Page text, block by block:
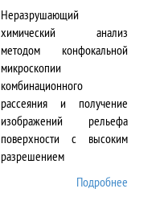
Неразрушающий
химический анализ
методом конфокальной
микроскопии
комбинационного
рассеяния и получение
изображений рельефа
поверхности с высоким
разрешением
Подробнее